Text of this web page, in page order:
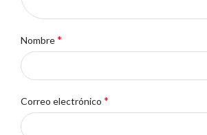
Nombre*
Correo electrónico *